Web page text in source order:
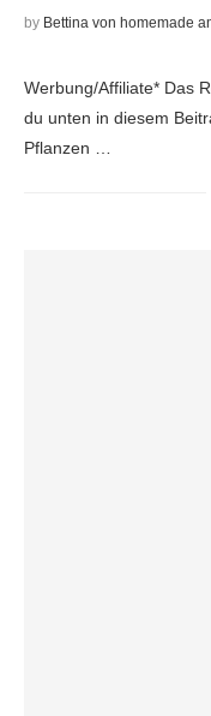
by Bettina von homemade
Werbung/Affiliate* Das
du unten in diesem
Pflanzen …